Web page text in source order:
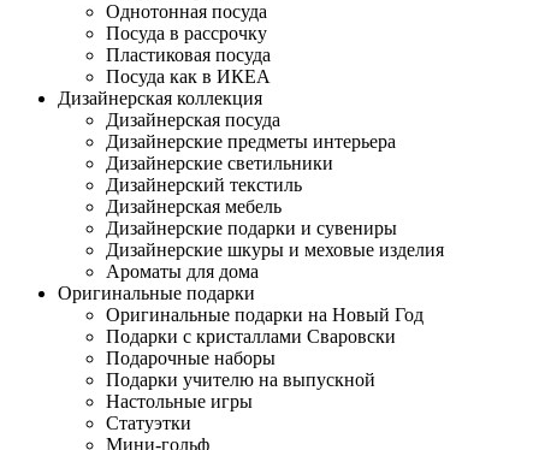
Однотонная посуда
Посуда в рассрочку
Пластиковая посуда
Посуда как в ИКЕА
Дизайнерская коллекция
Дизайнерская посуда
Дизайнерские предметы интерьера
Дизайнерские светильники
Дизайнерский текстиль
Дизайнерская мебель
Дизайнерские подарки и сувениры
Дизайнерские шкуры и меховые изделия
Ароматы для дома
Оригинальные подарки
Оригинальные подарки на Новый Год
Подарки с кристаллами Сваровски
Подарочные наборы
Подарки учителю на выпускной
Настольные игры
Статуэтки
Мини-гольф